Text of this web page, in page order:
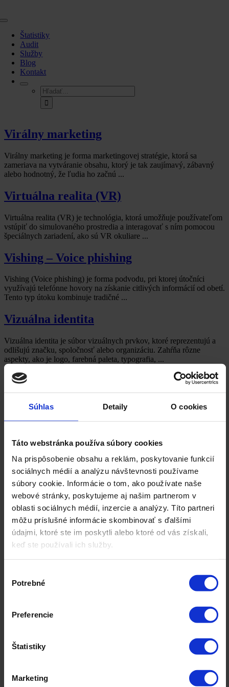
Súhlas Detaily O cookies
Táto webstránka používa súbory cookies
Na prispôsobenie obsahu a reklám, poskytovanie funkcií
sociálnych médií a analýzu návštevnosti používame
súbory cookie. Informácie o tom, ako používate naše
webové stránky, poskytujeme aj našim partnerom v
oblasti sociálnych médií, inzercie a analýzy. Títo partneri
môžu príslušné informácie skombinovať s ďalšími
údajmi, ktoré ste im poskytli alebo ktoré od vás získali,
keď ste používali ich služby.
súhlasu
Potrebné
Preferencie
Štatistiky
Marketing
to
Toggle
NavigationŠtatistiky
Audit
Služby
Blog
Kontakt
Hľadať:
Virálny marketing
Virálny marketing je forma marketingovej stratégie, ktorá sa
zameriava na vytváranie obsahu, ktorý je tak zaujímavý, zábavný
alebo hodnotný, že ľudia ho začnú ...
Virtuálna realita (VR)
Virtuálna realita (VR) je technológia, ktorá umožňuje používateľom
vstúpiť do simulovaného prostredia a interagovať s ním pomocou
špeciálnych zariadení, ako sú VR okuliare ...
Vishing – Voice phishing
Vishing (Voice phishing) je forma podvodu, pri ktorej útočníci
využívajú telefónne hovory na získanie citlivých informácií od obetí.
Tento typ útoku kombinuje tradičné ...
Vizuálna identita
Vizuálna identita je súbor vizuálnych prvkov, ktoré reprezentujú a
odlišujú značku, spoločnosť alebo organizáciu. Zahŕňa rôzne
aspekty, ako je logo, farebná paleta, typografia, ...
Vlog
Vlog je skratka pre video blog alebo video log, čo je forma blogu,
kde sa obsah prezentuje vo forme videí namiesto písaných textov. ...
VPN (Virtuálna privátna sieť) je technológia, ktorá umožňuje
bezpečné pripojenie k internetu prostredníctvom šifrovaného tunela.
Tento tunel chráni používateľove dáta pred neoprávneným
prístupom ...
Vyhľadávač
Vyhľadávač je nástroj alebo softvér, ktorý umožňuje používateľom
hľadať informácie na internete. Funguje na základe zadaných
kľúčových slov a vracia výsledky, ktoré najlepšie ...
Výkonnostný marketing je forma digitálneho marketingu, ktorá sa
Kvalitné B2B leady nevznikajú náhodou, ale systémom